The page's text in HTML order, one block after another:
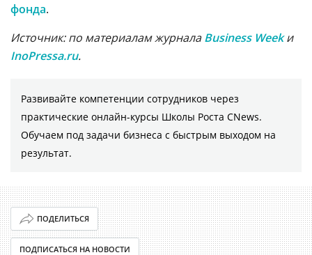
фонда.
Источник: по материалам журналаBusiness Weekи
InoPressa.ru.
Развивайте компетенции сотрудников через
практические онлайн-курсы Школы Роста CNews.
Обучаем под задачи бизнеса с быстрым выходом на
результат.
ПОДЕЛИТЬСЯ
ПОДПИСАТЬСЯ НА НОВОСТИ